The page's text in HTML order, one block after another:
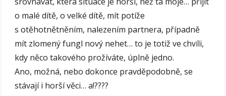
o malé dítě, o velké dítě, mít potíže
s otěhotnětněním, nalezením partnera, případně
mít zlomený fungl nový nehet… to je totiž ve chvíli,
kdy něco takového prožíváte, úplně jedno.
Ano, možná, nebo dokonce pravděpodobně, se
stávají i horší věci… a!????